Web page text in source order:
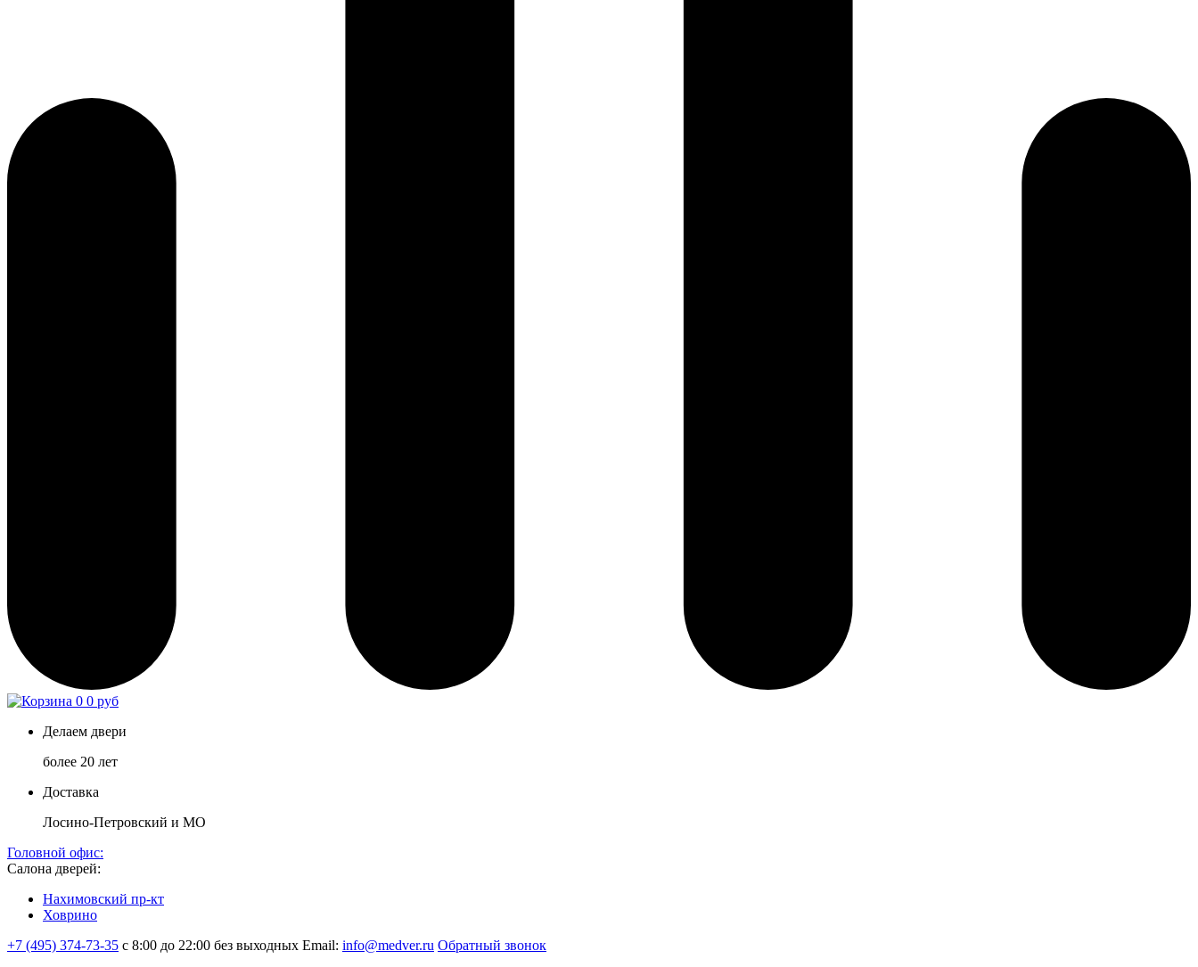
0 0 руб
Делаем двери
более 20 лет
Доставка
Лосино-Петровский и МО
Головной офис:
Салона дверей:
Нахимовский пр-кт
Ховрино
+7 (495) 374-73-35 с 8:00 до 22:00 без выходных Email: info@medver.ru Обратный звонок